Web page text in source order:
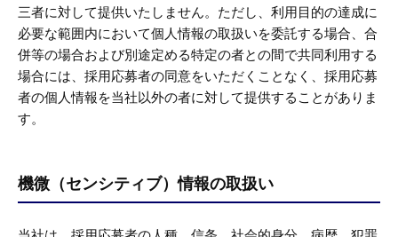
三者に対して提供いたしません。ただし、利用目的の達成に
必要な範囲内において個人情報の取扱いを委託する場合、合
併等の場合および別途定める特定の者との間で共同利用する
場合には、採用応募者の同意をいただくことなく、採用応募
者の個人情報を当社以外の者に対して提供することがありま
す。
機微（センシティブ）情報の取扱い